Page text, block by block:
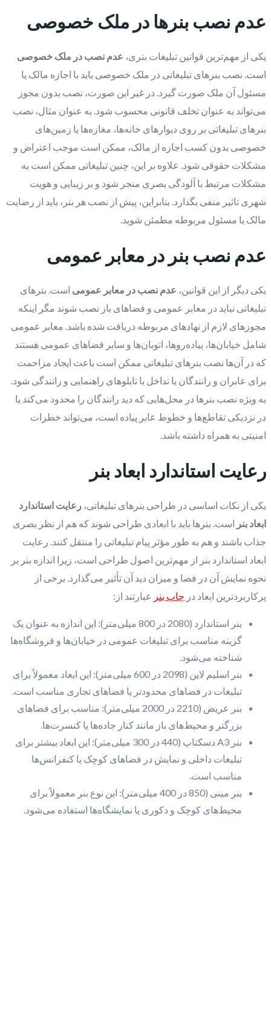
عدم نصب بنرها در ملک خصوصی
یکی از مهم‌ترین قوانین تبلیغات بنری، عدم نصب در ملک خصوصی
است. نصب بنرهای تبلیغاتی در ملک خصوصی باید با اجازه مالک یا
مسئول آن ملک صورت گیرد. در غیر این صورت، نصب بدون مجوز
می‌تواند به عنوان تخلف قانونی محسوب شود. به عنوان مثال، نصب
بنرهای تبلیغاتی بر روی دیوارهای خانه‌ها، مغازه‌ها یا زمین‌های
خصوصی بدون کسب اجازه از مالک، ممکن است موجب اعتراض و
مشکلات حقوقی شود. علاوه بر این، چنین تبلیغاتی ممکن است به
مشکلات مرتبط با آلودگی بصری منجر شود و بر زیبایی و هویت
شهری تاثیر منفی بگذارد. بنابراین، پیش از نصب هر بنر، باید از رضایت
مالک یا مسئول مربوطه مطمئن شوید.
عدم نصب بنر در معابر عمومی
یکی دیگر از این قوانین، عدم نصب در معابر عمومی است. بنرهای
تبلیغاتی نباید در معابر عمومی و فضاهای باز نصب شوند مگر اینکه
مجوزهای لازم از نهادهای مربوطه دریافت شده باشد. معابر عمومی
شامل خیابان‌ها، پیاده‌روها، اتوبان‌ها و سایر فضاهای عمومی هستند
که در آن‌ها نصب بنرهای تبلیغاتی ممکن است باعث ایجاد مزاحمت
برای عابران و رانندگان یا تداخل با تابلوهای راهنمایی و رانندگی شود.
به ویژه نصب بنرها در محل‌هایی که دید رانندگان را محدود می‌کند یا
در نزدیکی تقاطع‌ها و خطوط عابر پیاده است، می‌تواند خطرات
امنیتی به همراه داشته باشد.
رعایت استاندارد ابعاد بنر
یکی از نکات اساسی در طراحی بنرهای تبلیغاتی، رعایت استاندارد
ابعاد بنر است. بنرها باید با ابعادی طراحی شوند که هم از نظر بصری
جذاب باشند و هم به طور مؤثر پیام تبلیغاتی را منتقل کنند. رعایت
ابعاد استاندارد بنر از مهم‌ترین اصول طراحی است، زیرا اندازه بنر بر
نحوه نمایش آن در فضا و میزان دید آن تأثیر می‌گذارد. برخی از
پرکاربردترین ابعاد در چاپ بنر عبارتند از:
بنر استاندارد (2080 در 800 میلی‌متر): این اندازه به عنوان یک
گزینه مناسب برای تبلیغات عمومی در خیابان‌ها و فروشگاه‌ها
شناخته می‌شود.
بنر اسلیم لاین (2098 در 600 میلی‌متر): این ابعاد معمولاً برای
تبلیغات در فضاهای محدودتر یا فضاهای تجاری مناسب است.
بنر عریض (2210 در 2000 میلی‌متر): مناسب برای فضاهای
بزرگتر و محیط‌های باز مانند کنار جاده‌ها یا کنسرت‌ها.
بنر A3 دسکتاپ (440 در 300 میلی‌متر): این ابعاد بیشتر برای
تبلیغات داخلی و نمایش در فضاهای کوچک یا کنفرانس‌ها
مناسب است.
بنر مینی (850 در 400 میلی‌متر): این نوع بنر معمولاً برای
محیط‌های کوچک و دکوری یا نمایشگاه‌ها استفاده می‌شود.